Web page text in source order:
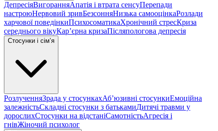
ДепресіяВигоранняАпатія і втрата сенсуПерепади
настроюНервовий зривБезсонняНизька самооцінкаРозлади
харчової поведінкиПсихосоматикаХронічний стресКриза
середнього вікуКарʼєрна кризаПісляпологова депресія
Стосунки і сімʼя
РозлученняЗрада у стосункахАбʼюзивні стосункиЕмоційна
залежністьСкладні стосунки з батькамиДитячі травми у
дорослихСтосунки на відстаніСамотністьАгресія і
гнівЖіночий психолог